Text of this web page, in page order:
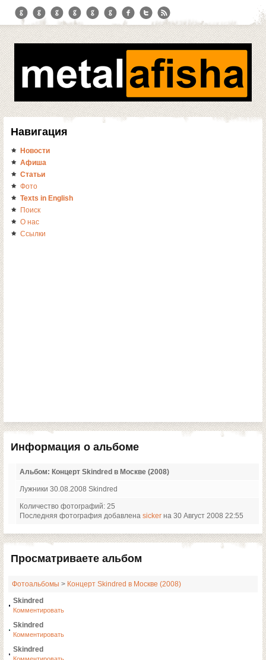
Навигация
Новости
Афиша
Статьи
Фото
Texts in English
Поиск
О нас
Ссылки
Информация о альбоме
Альбом: Концерт Skindred в Москве (2008)
Лужники 30.08.2008 Skindred
Количество фотографий: 25
Последняя фотография добавлена sickerна 30 Август 2008 22:55
Просматриваете альбом
Фотоальбомы > Концерт Skindred в Москве (2008)
Skindred
Комментировать
Skindred
Комментировать
Skindred